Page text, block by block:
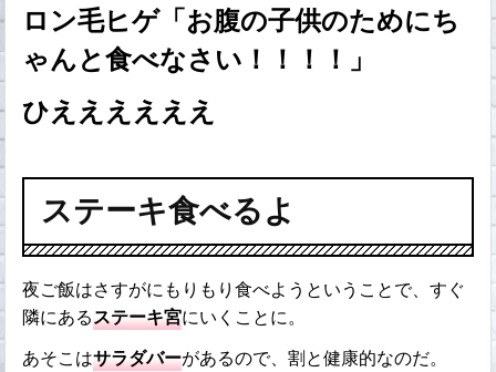
ロン毛ヒゲ「お腹の子供のためにち
ゃんと食べなさい！！！！」
ひええええええ
ステーキ食べるよ
夜ご飯はさすがにもりもり食べようということで、すぐ
隣にあるステーキ宮にいくことに。
あそこはサラダバーがあるので、割と健康的なのだ。